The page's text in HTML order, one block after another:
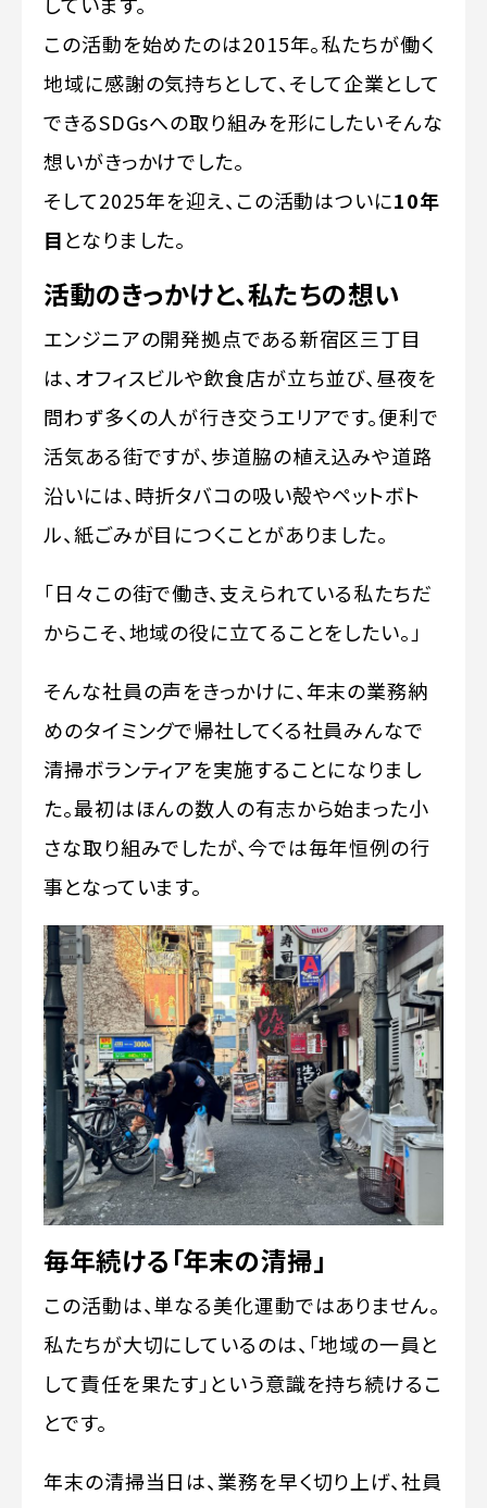
この活動を始めたのは2015年。私たちが働く
地域に感謝の気持ちとして、そして企業として
できるSDGsへの取り組みを形にしたい――そんな
想いがきっかけでした。
そして2025年を迎え、この活動はついに10年
目となりました。
活動のきっかけと、私たちの想い
エンジニアの開発拠点である新宿区三丁目
は、オフィスビルや飲食店が立ち並び、昼夜を
問わず多くの人が行き交うエリアです。便利で
活気ある街ですが、歩道脇の植え込みや道路
沿いには、時折タバコの吸い殻やペットボト
ル、紙ごみが目につくことがありました。
「日々この街で働き、支えられている私たちだ
からこそ、地域の役に立てることをしたい。」
そんな社員の声をきっかけに、年末の業務納
めのタイミングで帰社してくる社員みんなで
清掃ボランティアを実施することになりまし
た。最初はほんの数人の有志から始まった小
さな取り組みでしたが、今では毎年恒例の行
事となっています。
毎年続ける「年末の清掃」
この活動は、単なる美化運動ではありません。
私たちが大切にしているのは、「地域の一員と
して責任を果たす」という意識を持ち続けるこ
とです。
年末の清掃当日は、業務を早く切り上げ、社員